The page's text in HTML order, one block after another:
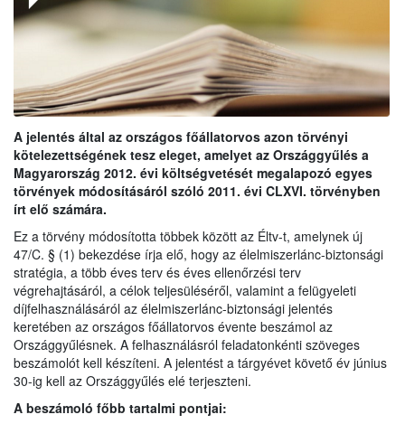
A jelentés által az országos főállatorvos azon törvényi
kötelezettségének tesz eleget, amelyet az Országgyűlés a
Magyarország 2012. évi költségvetését megalapozó egyes
törvények módosításáról szóló 2011. évi CLXVI. törvényben
írt elő számára.
Ez a törvény módosította többek között az Éltv-t, amelynek új
47/C. § (1) bekezdése írja elő, hogy az élelmiszerlánc-biztonsági
stratégia, a több éves terv és éves ellenőrzési terv
végrehajtásáról, a célok teljesüléséről, valamint a felügyeleti
díjfelhasználásáról az élelmiszerlánc-biztonsági jelentés
keretében az országos főállatorvos évente beszámol az
Országgyűlésnek. A felhasználásról feladatonkénti szöveges
beszámolót kell készíteni. A jelentést a tárgyévet követő év június
30-ig kell az Országgyűlés elé terjeszteni.
A beszámoló főbb tartalmi pontjai: